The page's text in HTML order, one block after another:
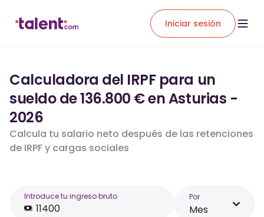
Iniciar sesión
Calculadora del IRPF para un
sueldo de 136.800 € en Asturias -
2026
Calcula tu salario neto después de las retenciones
de IRPF y cargas sociales
Introduce tu ingreso bruto Por
Mes